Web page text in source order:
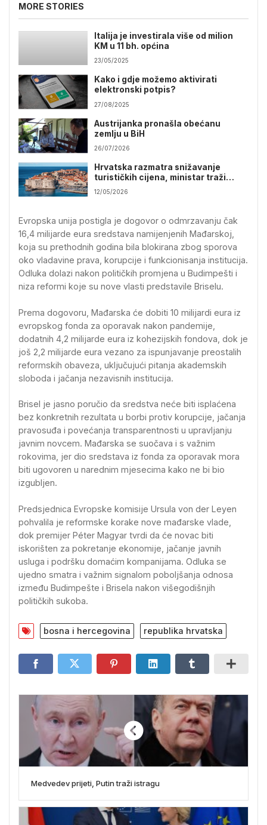
MORE STORIES
Italija je investirala više od milion
KM u 11 bh. općina
23/05/2025
Kako i gdje možemo aktivirati
elektronski potpis?
27/08/2025
Austrijanka pronašla obećanu
zemlju u BiH
26/07/2026
Hrvatska razmatra snižavanje
turističkih cijena, ministar traži
popuste do 20 posto
12/05/2026
Evropska unija postigla je dogovor o odmrzavanju čak
16,4 milijarde eura sredstava namijenjenih Mađarskoj,
koja su prethodnih godina bila blokirana zbog sporova
oko vladavine prava, korupcije i funkcionisanja institucija.
Odluka dolazi nakon političkih promjena u Budimpešti i
niza reformi koje su nove vlasti predstavile Briselu.
Prema dogovoru, Mađarska će dobiti 10 milijardi eura iz
evropskog fonda za oporavak nakon pandemije,
dodatnih 4,2 milijarde eura iz kohezijskih fondova, dok je
još 2,2 milijarde eura vezano za ispunjavanje preostalih
reformskih obaveza, uključujući pitanja akademskih
sloboda i jačanja nezavisnih institucija.
Brisel je jasno poručio da sredstva neće biti isplaćena
bez konkretnih rezultata u borbi protiv korupcije, jačanja
pravosuđa i povećanja transparentnosti u upravljanju
javnim novcem. Mađarska se suočava i s važnim
rokovima, jer dio sredstava iz fonda za oporavak mora
biti ugovoren u narednim mjesecima kako ne bi bio
izgubljen.
Predsjednica Evropske komisije Ursula von der Leyen
pohvalila je reformske korake nove mađarske vlade,
dok premijer Péter Magyar tvrdi da će novac biti
iskorišten za pokretanje ekonomije, jačanje javnih
usluga i podršku domaćim kompanijama. Odluka se
ujedno smatra i važnim signalom poboljšanja odnosa
između Budimpešte i Brisela nakon višegodišnjih
političkih sukoba.
bosna i hercegovina republika hrvatska
Medvedev prijeti, Putin traži istragu